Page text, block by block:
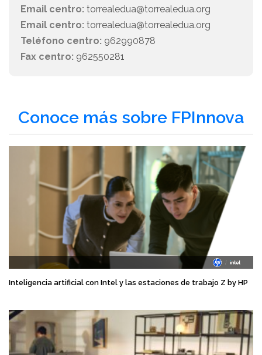
Email centro: torrealedua@torrealedua.org
Email centro: torrealedua@torrealedua.org
Teléfono centro: 962990878
Fax centro: 962550281
Conoce más sobre FPInnova
Inteligencia artificial con Intel y las estaciones de trabajo Z by HP